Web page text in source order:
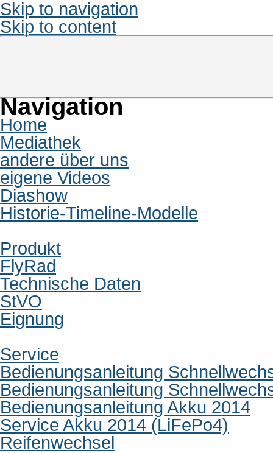
Skip to navigation
Skip to content
Navigation
Home
Mediathek
andere über uns
eigene Videos
Diashow
Historie-Timeline-Modelle
Produkt
FlyRad
Technische Daten
StVO
Eignung
Service
Bedienungsanleitung
Bedienungsanleitung
Bedienungsanleitung Akku 2014
Service Akku 2014 (LiFePo4)
Reifenwechsel